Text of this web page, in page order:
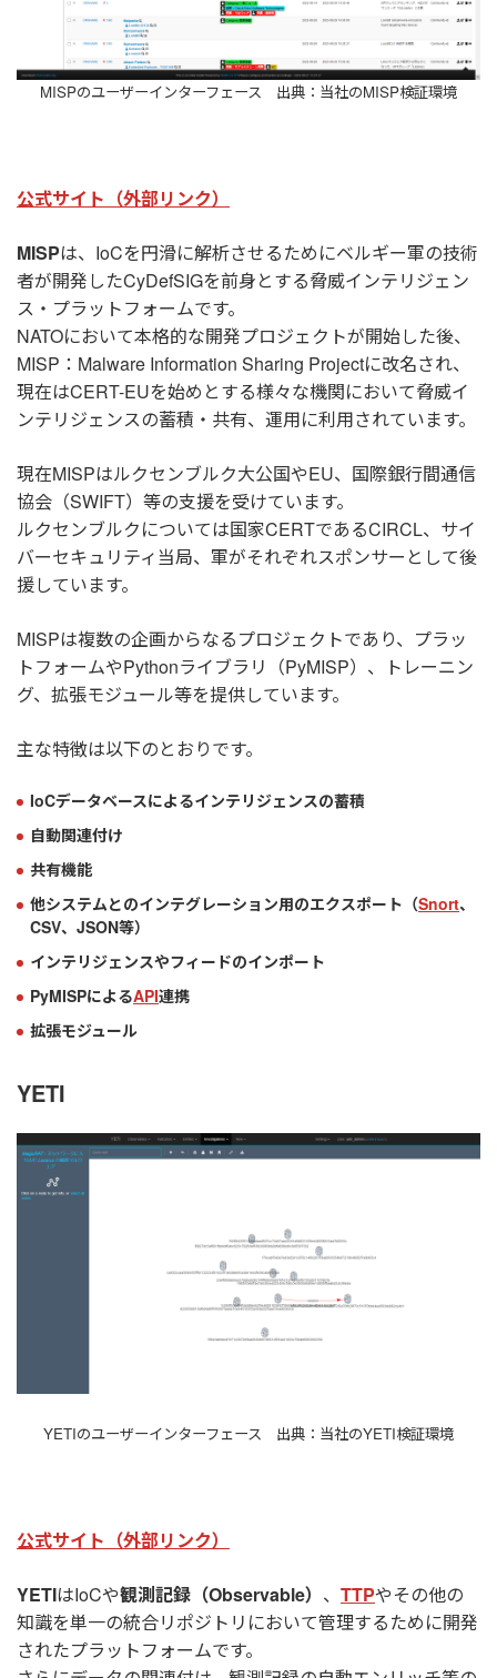
MISPのユーザーインターフェース 出典：当社のMISP検証環境
公式サイト（外部リンク）
MISPは、IoCを円滑に解析させるためにベルギー軍の技術
者が開発したCyDefSIGを前身とする脅威インテリジェン
ス・プラットフォームです。
NATOにおいて本格的な開発プロジェクトが開始した後、
MISP：Malware Information Sharing Projectに改名され、
現在はCERT-EUを始めとする様々な機関において脅威イ
ンテリジェンスの蓄積・共有、運用に利用されています。
現在MISPはルクセンブルク大公国やEU、国際銀行間通信
協会（SWIFT）等の支援を受けています。
ルクセンブルクについては国家CERTであるCIRCL、サイ
バーセキュリティ当局、軍がそれぞれスポンサーとして後
援しています。
MISPは複数の企画からなるプロジェクトであり、プラッ
トフォームやPythonライブラリ（PyMISP）、トレーニン
グ、拡張モジュール等を提供しています。
主な特徴は以下のとおりです。
IoCデータベースによるインテリジェンスの蓄積
自動関連付け
共有機能
他システムとのインテグレーション用のエクスポート（Snort、
CSV、JSON等）
インテリジェンスやフィードのインポート
PyMISPによるAPI連携
拡張モジュール
YETI
YETIのユーザーインターフェース 出典：当社のYETI検証環境
公式サイト（外部リンク）
YETIはIoCや観測記録（Observable） 、 TTPやその他の
知識を単一の統合リポジトリにおいて管理するために開発
されたプラットフォームです。